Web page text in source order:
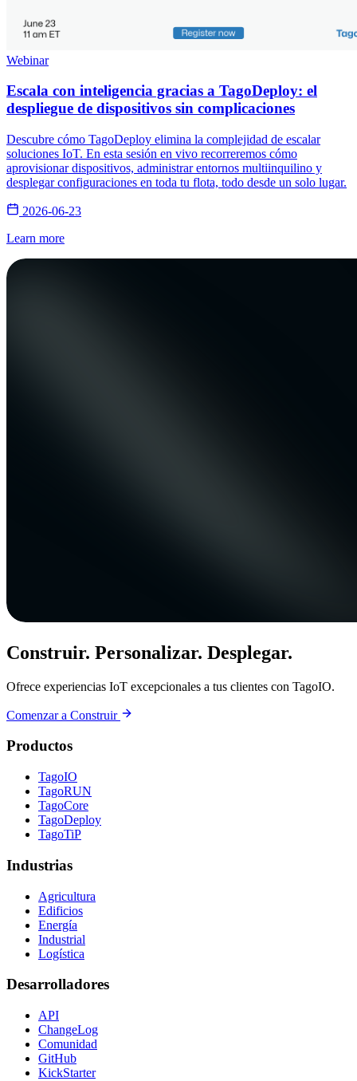
Webinar
Escala con inteligencia gracias a TagoDeploy: el
despliegue de dispositivos sin complicaciones
Descubre cómo TagoDeploy elimina la complejidad de escalar
soluciones IoT. En esta sesión en vivo recorreremos cómo
aprovisionar dispositivos, administrar entornos multiinquilino y
desplegar configuraciones en toda tu flota, todo desde un solo lugar.
2026-06-23
Learn more
Construir. Personalizar. Desplegar.
Ofrece experiencias IoT excepcionales a tus clientes con TagoIO.
Comenzar a Construir
Productos
TagoIO
TagoRUN
TagoCore
TagoDeploy
TagoTiP
Industrias
Agricultura
Edificios
Energía
Industrial
Logística
Desarrolladores
API
ChangeLog
Comunidad
GitHub
KickStarter